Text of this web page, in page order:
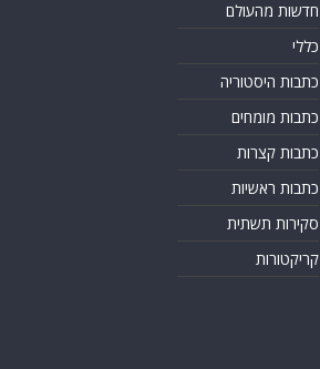
חדשות מהעולם
כללי
כתבות היסטוריה
כתבות מומחים
כתבות קצרות
כתבות ראשיות
סקירות תשתית
קריקטורות